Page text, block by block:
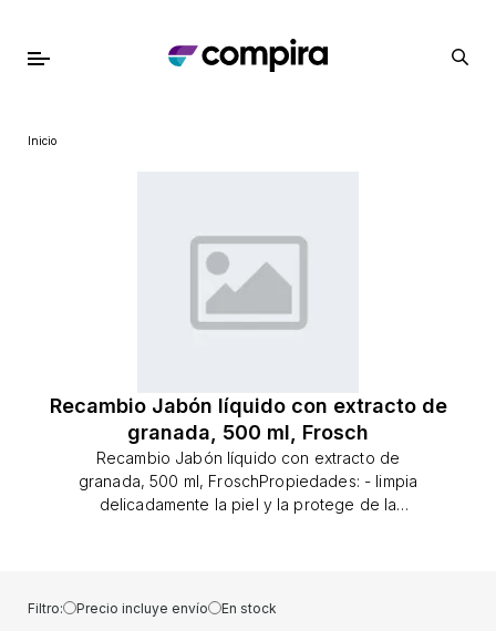
Inicio
Recambio Jabón líquido con extracto de
granada, 500 ml, Frosch
Recambio Jabón líquido con extracto de
granada, 500 ml, FroschPropiedades: - limpia
delicadamente la piel y la protege de la
la piel; - la compatibilidad cutánea ha sido
confirmada dermatológicamente; - pH neutro
Filtro: Precio incluye envío En stock